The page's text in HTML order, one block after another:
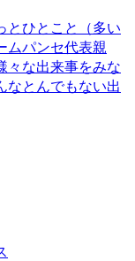
とひとこと（多い
ムパンセ代表親
々な出来事をみな
なとんでもない出